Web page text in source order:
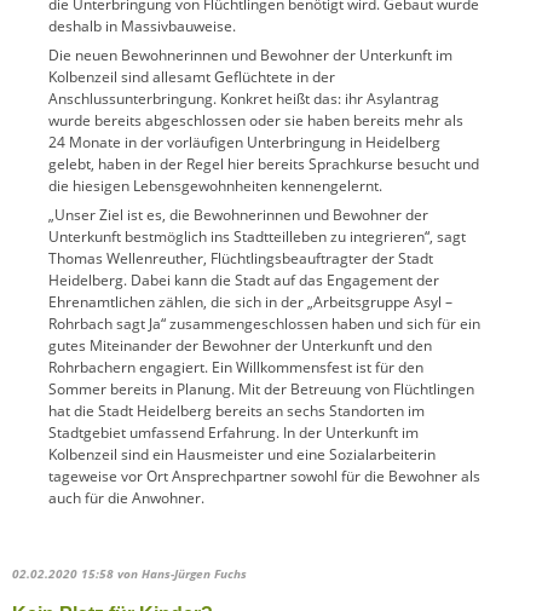
deshalb in Massivbauweise.
Die neuen Bewohnerinnen und Bewohner der Unterkunft im
Kolbenzeil sind allesamt Geflüchtete in der
Anschlussunterbringung. Konkret heißt das: ihr Asylantrag
wurde bereits abgeschlossen oder sie haben bereits mehr als
24 Monate in der vorläufigen Unterbringung in Heidelberg
gelebt, haben in der Regel hier bereits Sprachkurse besucht und
die hiesigen Lebensgewohnheiten kennengelernt.
„Unser Ziel ist es, die Bewohnerinnen und Bewohner der
Unterkunft bestmöglich ins Stadtteilleben zu integrieren“, sagt
Thomas Wellenreuther, Flüchtlingsbeauftragter der Stadt
Heidelberg. Dabei kann die Stadt auf das Engagement der
Ehrenamtlichen zählen, die sich in der „Arbeitsgruppe Asyl –
Rohrbach sagt Ja“ zusammengeschlossen haben und sich für ein
gutes Miteinander der Bewohner der Unterkunft und den
Rohrbachern engagiert. Ein Willkommensfest ist für den
Sommer bereits in Planung. Mit der Betreuung von Flüchtlingen
hat die Stadt Heidelberg bereits an sechs Standorten im
Stadtgebiet umfassend Erfahrung. In der Unterkunft im
Kolbenzeil sind ein Hausmeister und eine Sozialarbeiterin
tageweise vor Ort Ansprechpartner sowohl für die Bewohner als
auch für die Anwohner.
02.02.2020 15:58 von Hans-Jürgen Fuchs